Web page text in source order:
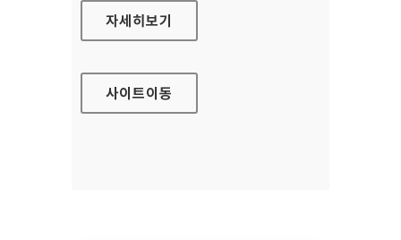
경기도여성가족재단
자세히보기
사이트이동